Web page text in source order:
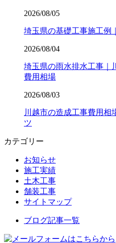
2026/08/05
埼玉県の基礎工事施工例
2026/08/04
埼玉県の雨水排水工事｜
費用相場
2026/08/03
川越市の造成工事費用相
ツ
カテゴリー
お知らせ
施工実績
土木工事
舗装工事
サイトマップ
ブログ記事一覧